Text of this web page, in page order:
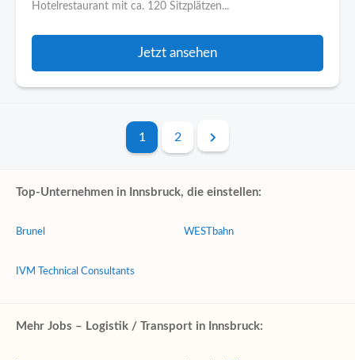
Hotelrestaurant mit ca. 120 Sitzplätzen...
Jetzt ansehen
1 2
Top-Unternehmen in Innsbruck, die einstellen:
Brunel
IVM Technical Consultants
WESTbahn
Mehr Jobs – Logistik / Transport in Innsbruck: